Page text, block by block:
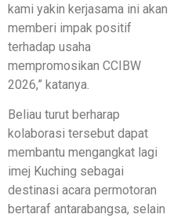
kami yakin kerjasama ini akan
memberi impak positif
terhadap usaha
mempromosikan CCIBW
2026,” katanya.
Beliau turut berharap
kolaborasi tersebut dapat
membantu mengangkat lagi
imej Kuching sebagai
destinasi acara permotoran
bertaraf antarabangsa, selain